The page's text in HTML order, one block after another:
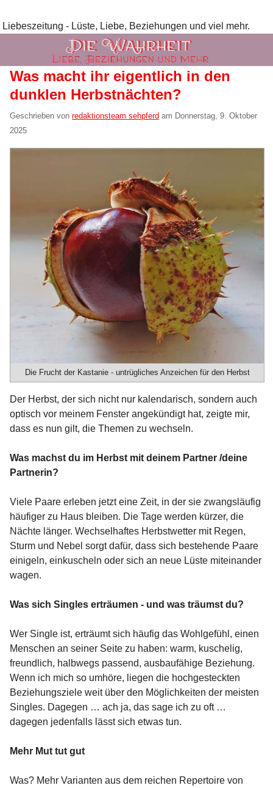
Liebeszeitung - Lüste, Liebe, Beziehungen und viel mehr.
Was macht ihr eigentlich in den
dunklen Herbstnächten?
Geschrieben von redaktionsteam sehpferd am Donnerstag, 9. Oktober
2025
Die Frucht der Kastanie - untrügliches Anzeichen für den Herbst
Der Herbst, der sich nicht nur kalendarisch, sondern auch
optisch vor meinem Fenster angekündigt hat, zeigte mir,
dass es nun gilt, die Themen zu wechseln.
Was machst du im Herbst mit deinem Partner /deine
Partnerin?
Viele Paare erleben jetzt eine Zeit, in der sie zwangsläufig
häufiger zu Haus bleiben. Die Tage werden kürzer, die
Nächte länger. Wechselhaftes Herbstwetter mit Regen,
Sturm und Nebel sorgt dafür, dass sich bestehende Paare
einigeln, einkuscheln oder sich an neue Lüste miteinander
wagen.
Was sich Singles erträumen - und was träumst du?
Wer Single ist, erträumt sich häufig das Wohlgefühl, einen
Menschen an seiner Seite zu haben: warm, kuschelig,
freundlich, halbwegs passend, ausbaufähige Beziehung.
Wenn ich mich so umhöre, liegen die hochgesteckten
Beziehungsziele weit über den Möglichkeiten der meisten
Singles. Dagegen … ach ja, das sage ich zu oft …
dagegen jedenfalls lässt sich etwas tun.
Mehr Mut tut gut
Was? Mehr Varianten aus dem reichen Repertoire von